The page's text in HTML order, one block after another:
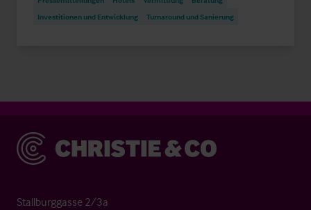
Investitionen und Entwicklung
Turnaround und Sanierung
Christie & Co
Stallburggasse 2/3a